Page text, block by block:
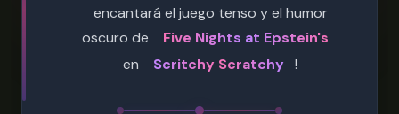
encantará el juego tenso y el humor
oscuro de
Five Nights at Epstein's
en
Scritchy Scratchy !